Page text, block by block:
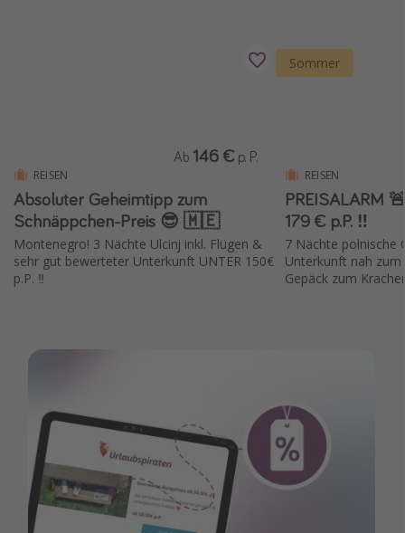
REISEN
Absoluter Geheimtipp zum
Schnäppchen-Preis 😎 🇲🇪
Montenegro! 3 Nächte Ulcinj inkl. Flügen &
sehr gut bewerteter Unterkunft UNTER 150€
p.P. ‼️
Ab 146 € p. P.
Sommer
REISEN
PREISALARM
179 € p.P. ‼️
7 Nächte polnische
Unterkunft nah zum
Gepäck zum